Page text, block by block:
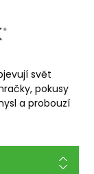
svět
pokusy
a probouzí